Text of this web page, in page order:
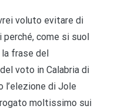
voluto evitare di
come si suol
la frase del
voto in Calabria di
l’elezione di Jole
moltissimo sui